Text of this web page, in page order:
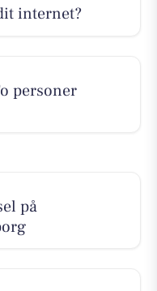
internet?
personer
på